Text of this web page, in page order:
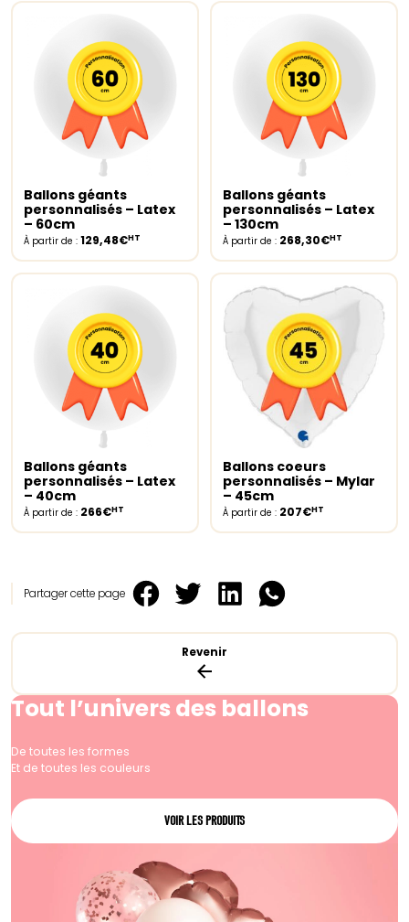
Revenir
Select options
Ballons géants
personnalisés – Latex
– 60cm
À partir de : 129,48€HT
Select options
Ballons géants
personnalisés – Latex
– 130cm
À partir de : 268,30€HT
Select options
Ballons géants
personnalisés – Latex
– 40cm
À partir de : 266€HT
Select options
Ballons coeurs
personnalisés – Mylar
– 45cm
À partir de : 207€HT
Partager cette page
Tout l’univers des ballons
De toutes les formes
Et de toutes les couleurs
VOIR LES PRODUITS